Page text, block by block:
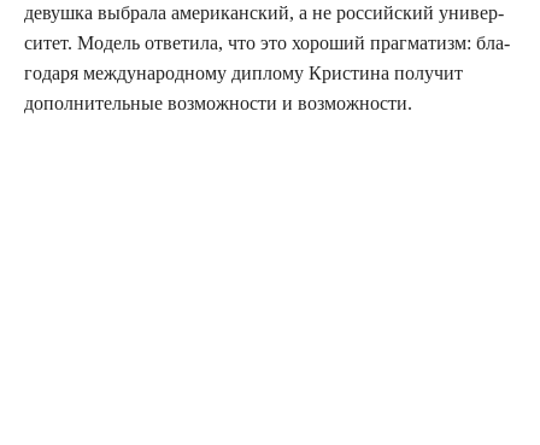
девуш­ка выбра­ла аме­ри­кан­ский, а не рос­сий­ский уни­вер­
си­тет. Модель отве­ти­ла, что это хоро­ший праг­ма­тизм: бла­
го­да­ря меж­ду­на­род­но­му дипло­му Кри­сти­на полу­чит
допол­ни­тель­ные воз­мож­но­сти и возможности.